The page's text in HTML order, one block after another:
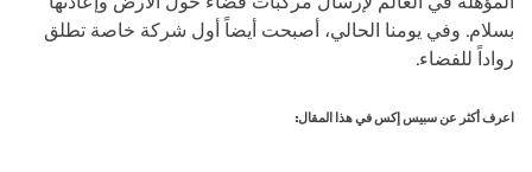
بسلام. وفي يومنا الحالي، أصبحت أيضاً أول شركة خاصة تطلق
رواداً للفضاء.
اعرف أكثر عن سبيس إكس في هذا المقال: